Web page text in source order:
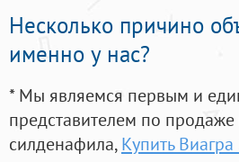
Несколько причино
именно у нас?
* Мы являемся первым и
представителем по
силденафила, Купить